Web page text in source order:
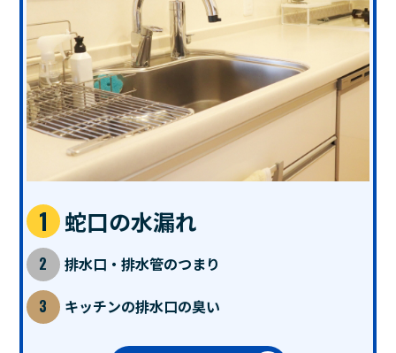
蛇口の水漏れ
排水口・排水管のつまり
キッチンの排水口の臭い